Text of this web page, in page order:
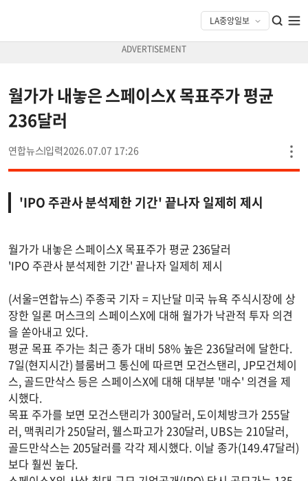
월가가 내놓은 스페이스X 목표주가 평균
236달러
연합뉴스 2026.07.07 17:26
'IPO 주관사 분석제한 기간' 끝나자 일제히 제시
월가가 내놓은 스페이스X 목표주가 평균 236달러
'IPO 주관사 분석제한 기간' 끝나자 일제히 제시
(서울=연합뉴스) 주종국 기자 = 지난달 미국 뉴욕 주식시장에 상
장한 일론 머스크의 스페이스X에 대해 월가가 낙관적 투자 의견
을 쏟아내고 있다.
평균 목표 주가는 최근 종가 대비 58% 높은 236달러에 달한다.
7일(현지시간) 블룸버그 통신에 따르면 모건스탠리, JP모건체이
스, 골드만삭스 등은 스페이스X에 대해 대부분 '매수' 의견을 제
시했다.
목표 주가를 보면 모건스탠리가 300달러, 도이체방크가 255달
러, 맥쿼리가 250달러, 웰스파고가 230달러, UBS는 210달러,
골드만삭스는 205달러를 각각 제시했다. 이날 종가(149.47달러)
보다 훨씬 높다.